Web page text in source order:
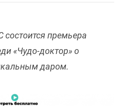
премьера
«Чудо-доктор» о
даром.